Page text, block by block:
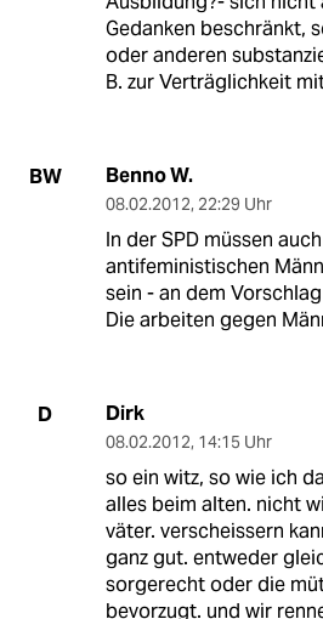
Gedanken beschränkt,
oder anderen
B. zur Verträglichkeit
BW Benno W.
08.02.2012, 22:29 Uhr
In der SPD müssen
antifeministischen
sein - an dem
Die arbeiten gegen
D Dirk
08.02.2012, 14:15 Uhr
so ein witz, so wie ich
alles beim alten. nicht
väter. verscheissern
ganz gut. entweder
sorgerecht oder die
bevorzugt. und wir